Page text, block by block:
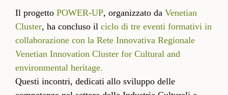
Il progetto POWER-UP, organizzato da Venetian
Cluster, ha concluso il ciclo di tre eventi formativi in
collaborazione con la Rete Innovativa Regionale
Venetian Innovation Cluster for Cultural and
environmental heritage.
Questi incontri, dedicati allo sviluppo delle